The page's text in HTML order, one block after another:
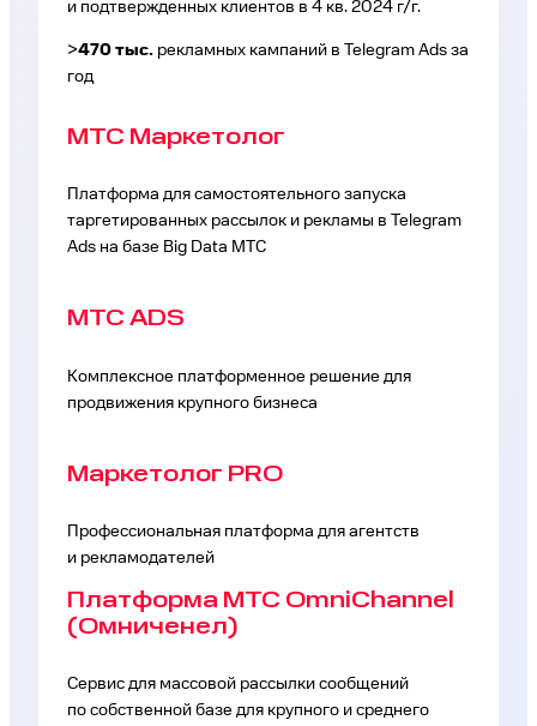
и подтвержденных клиентов в 4 кв. 2024 г/г.
>470 тыс. рекламных кампаний в Telegram Ads за
год
МТС Маркетолог
Платформа для самостоятельного запуска
таргетированных рассылок и рекламы в Telegram
Ads на базе Big Data МТС
MTC ADS
Комплексное платформенное решение для
продвижения крупного бизнеса
Маркетолог PRO
Профессиональная платформа для агентств
и рекламодателей
Платформа МТС OmniChannel
(Омниченел)
Сервис для массовой рассылки сообщений
по собственной базе для крупного и среднего